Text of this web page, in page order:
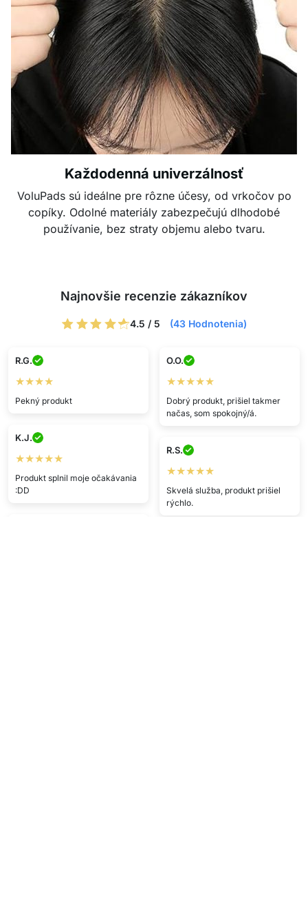
Každodenná univerzálnosť
VoluPads sú ideálne pre rôzne účesy, od vrkočov po
copíky. Odolné materiály zabezpečujú dlhodobé
používanie, bez straty objemu alebo tvaru.
Najnovšie recenzie zákazníkov
4.5 / 5 (43 Hodnotenia)
R.G.
★★★★
Pekný produkt
O.O.
★★★★★
Dobrý produkt, prišiel takmer
načas, som spokojný/á.
K.J.
★★★★★
Produkt splnil moje očakávania
:DD
R.S.
★★★★★
Skvelá služba, produkt prišiel
rýchlo.